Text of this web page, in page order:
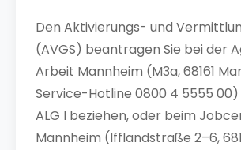
Den Aktivierungs- und
(AVGS) beantragen Sie bei der
Arbeit Mannheim (M3a, 68161
Service-Hotline 0800 4 5555 00)
ALG I beziehen, oder beim
Mannheim (Ifflandstraße 2–6,